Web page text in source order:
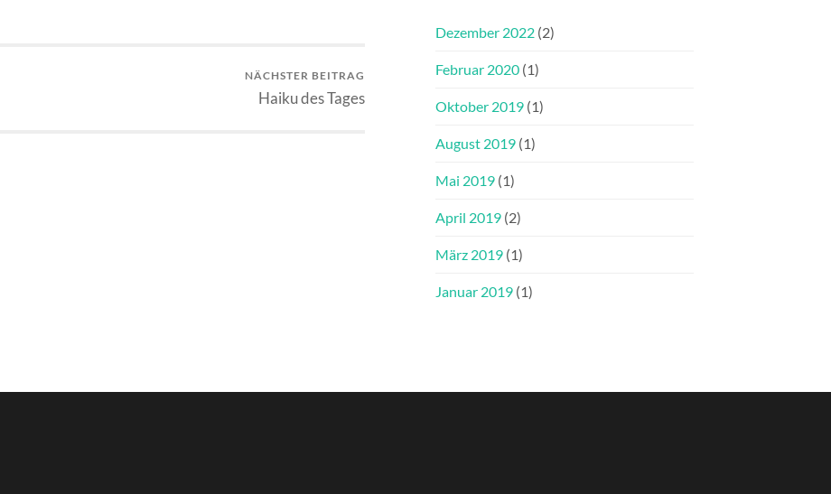
NÄCHSTER BEITRAG
Haiku des Tages
Dezember 2022 (2)
Februar 2020 (1)
Oktober 2019 (1)
August 2019 (1)
Mai 2019 (1)
April 2019 (2)
März 2019 (1)
Januar 2019 (1)